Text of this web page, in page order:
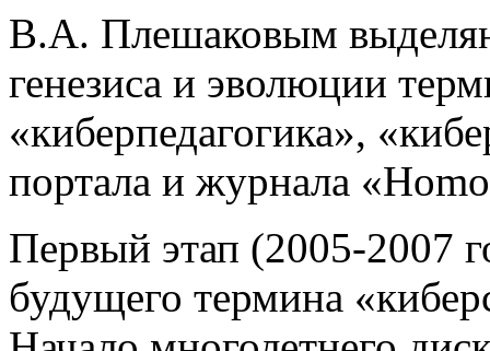
В.А. Плешаковым
генезиса и эволюции
«киберпедагогика»,
портала и журнала
Первый этап (2005-2007
будущего термина